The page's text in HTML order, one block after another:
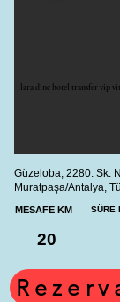
lara dinc hotel transfer vip
Güzeloba, 2280. Sk.
Muratpaşa/Antalya,
MESAFE KM
20
SÜRE